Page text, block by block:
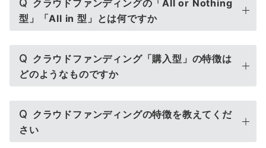
クラウドファンディングの「All or Nothing
型」「All in 型」とは何ですか
Q クラウドファンディング「購入型」の特徴は
どのようなものですか
Q クラウドファンディングの特徴を教えてくだ
さい